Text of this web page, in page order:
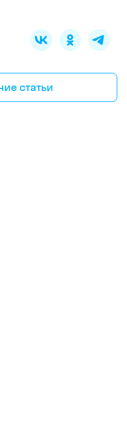
статьи